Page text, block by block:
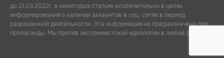
до 21.03.2022г. в некоторых статьях исключительно в целях
информирования о наличии аккаунтов в соц. сетях в период
разрешенной деятельности. Эта информация не предназначена для
пропаганды. Мы против экстремистской идеологии в любой форме.